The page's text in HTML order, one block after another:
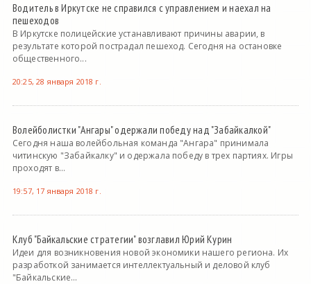
Водитель в Иркутске не справился с управлением и наехал на
пешеходов
В Иркутске полицейские устанавливают причины аварии, в
результате которой пострадал пешеход. Сегодня на остановке
общественного...
20:25, 28 января 2018 г.
Волейболистки "Ангары" одержали победу над "Забайкалкой"
Сегодня наша волейбольная команда "Ангара" принимала
читинскую "Забайкалку" и одержала победу в трех партиях. Игры
проходят в...
19:57, 17 января 2018 г.
Клуб "Байкальские стратегии" возглавил Юрий Курин
Идеи для возникновения новой экономики нашего региона. Их
разработкой занимается интеллектуальный и деловой клуб
"Байкальские...